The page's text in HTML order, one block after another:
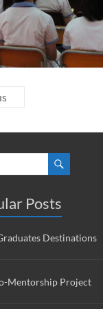
Posts
Destinations
Mentorship Project